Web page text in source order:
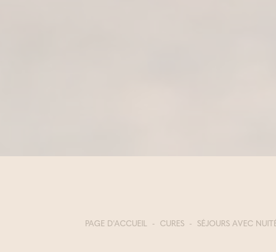
PAGE D'ACCUEIL CURES SÉJOURS AVEC